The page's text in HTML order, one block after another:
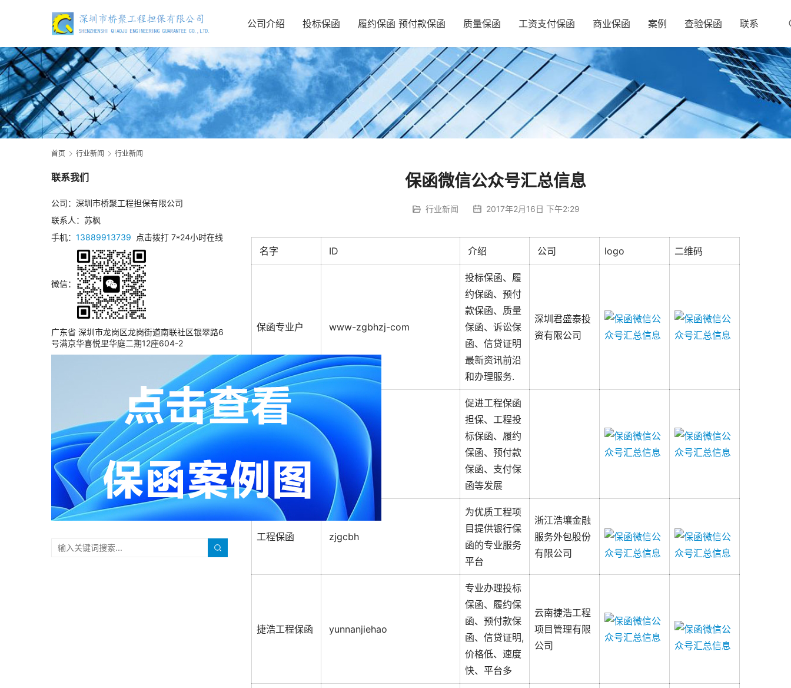
公司介绍 投标保函 履约保函 预付款保函 质量保函 工资支付保函 商业保函 案例 查验保函 联系
首页 行业新闻 行业新闻
保函微信公众号汇总信息
行业新闻 2017年2月16日 下午2:29
名字 ID 介绍 公司 logo 二维码
保函专业户 www-zgbhzj-com
投标保函、履
约保函、预付
款保函、质量
保函、诉讼保
函、信贷证明
最新资讯前沿
和办理服务.
深圳君盛泰投
资有限公司
BankLG
促进工程保函
担保、工程投
标保函、履约
保函、预付款
保函、支付保
函等发展
工程保函 zjgcbh
为优质工程项
目提供银行保
函的专业服务
平台
浙江浩壤金融
服务外包股份
有限公司
捷浩工程保函 yunnanjiehao
专业办理投标
保函、履约保
函、预付款保
函、信贷证明,
价格低、速度
快、平台多
云南捷浩工程
项目管理有限
公司
联系我们
公司：深圳市桥聚工程担保有限公司
联系人：苏枫
手机： 13889913739 点击拨打 7*24小时在线
微信：
广东省 深圳市龙岗区龙岗街道南联社区银翠路6
号满京华喜悦里华庭二期12座604-2